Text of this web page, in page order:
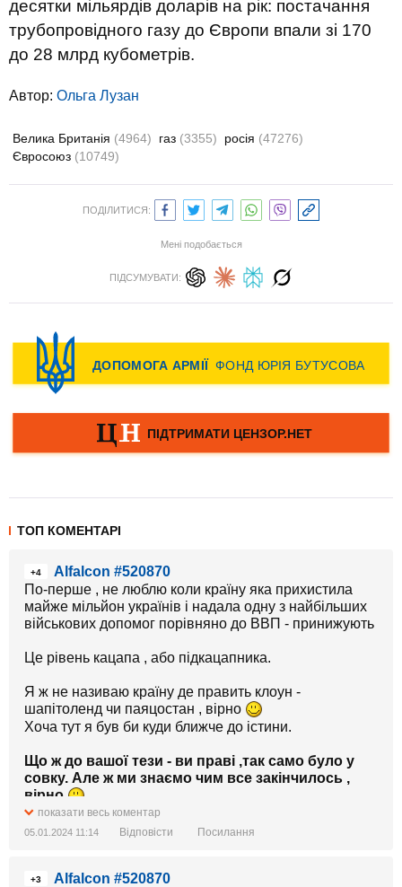
десятки мільярдів доларів на рік: постачання
трубопровідного газу до Європи впали зі 170
до 28 млрд кубометрів.
Автор: Ольга Лузан
Велика Британія (4964) газ (3355) росія (47276)
Євросоюз (10749)
ПОДІЛИТИСЯ:
Мені подобається
ПІДСУМУВАТИ:
ТОП КОМЕНТАРІ
+4
Alfalcon #520870
По-перше , не люблю коли країну яка прихистила
майже мільйон українів і надала одну з найбільших
військових допомог порівняно до ВВП - принижують
Це рівень кацапа , або підкацапника.
Я ж не називаю країну де править клоун -
шапітоленд чи паяцостан , вірно
Хоча тут я був би куди ближче до істини.
Що ж до вашої тези - ви праві ,так само було у
совку. Але ж ми знаємо чим все закінчилось ,
вірно
показати весь коментар
05.01.2024 11:14 Відповісти Посилання
+3
Alfalcon #520870